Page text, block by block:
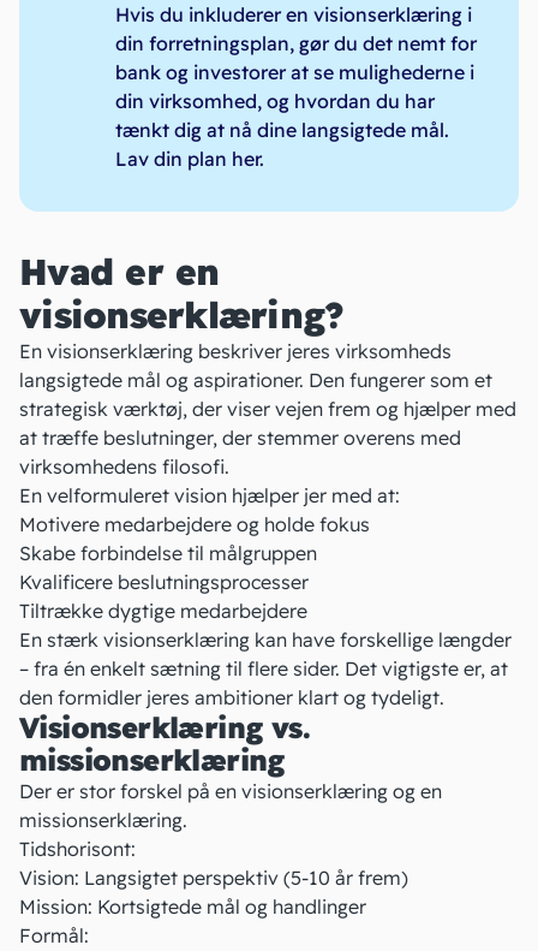
Hvis du inkluderer en visionserklæring i
din forretningsplan, gør du det nemt for
bank og investorer at se mulighederne i
din virksomhed, og hvordan du har
tænkt dig at nå dine langsigtede mål.
Lav din plan her.
Hvad er en
visionserklæring?
En visionserklæring beskriver jeres virksomheds
langsigtede mål og aspirationer. Den fungerer som et
strategisk værktøj, der viser vejen frem og hjælper med
at træffe beslutninger, der stemmer overens med
virksomhedens filosofi.
En velformuleret vision hjælper jer med at:
Motivere medarbejdere og holde fokus
Skabe forbindelse til målgruppen
Kvalificere beslutningsprocesser
Tiltrække dygtige medarbejdere
En stærk visionserklæring kan have forskellige længder
– fra én enkelt sætning til flere sider. Det vigtigste er, at
den formidler jeres ambitioner klart og tydeligt.
Visionserklæring vs.
missionserklæring
Der er stor forskel på en visionserklæring og en
missionserklæring.
Tidshorisont:
Vision: Langsigtet perspektiv (5-10 år frem)
Mission: Kortsigtede mål og handlinger
Formål: